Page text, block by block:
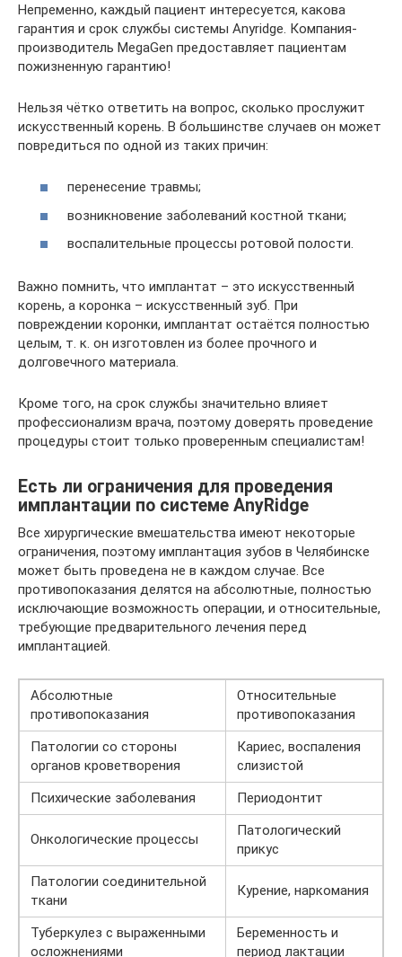
Непременно, каждый пациент интересуется, какова
гарантия и срок службы системы Anyridge. Компания-
производитель MegaGen предоставляет пациентам
пожизненную гарантию!
Нельзя чётко ответить на вопрос, сколько прослужит
искусственный корень. В большинстве случаев он может
повредиться по одной из таких причин:
перенесение травмы;
возникновение заболеваний костной ткани;
воспалительные процессы ротовой полости.
Важно помнить, что имплантат – это искусственный
корень, а коронка – искусственный зуб. При
повреждении коронки, имплантат остаётся полностью
целым, т. к. он изготовлен из более прочного и
долговечного материала.
Кроме того, на срок службы значительно влияет
профессионализм врача, поэтому доверять проведение
процедуры стоит только проверенным специалистам!
Есть ли ограничения для проведения
имплантации по системе AnyRidge
Все хирургические вмешательства имеют некоторые
ограничения, поэтому имплантация зубов в Челябинске
может быть проведена не в каждом случае. Все
противопоказания делятся на абсолютные, полностью
исключающие возможность операции, и относительные,
требующие предварительного лечения перед
имплантацией.
Абсолютные
противопоказания
Относительные
противопоказания
Патологии со стороны
органов кроветворения
Кариес, воспаления
слизистой
Психические заболевания
Периодонтит
Онкологические процессы
Патологический
прикус
Патологии соединительной
ткани
Курение, наркомания
Туберкулез с выраженными
осложнениями
Беременность и
период лактации